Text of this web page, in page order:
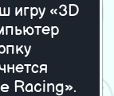
игру «3D
Racing».